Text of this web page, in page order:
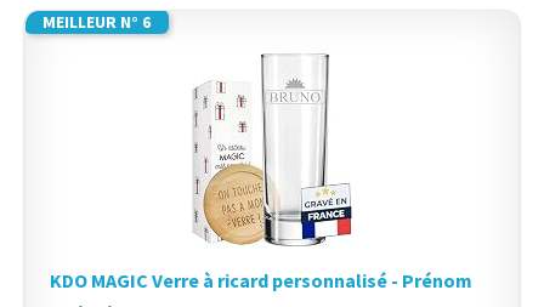
MEILLEUR N° 6
KDO MAGIC Verre à ricard personnalisé - Prénom